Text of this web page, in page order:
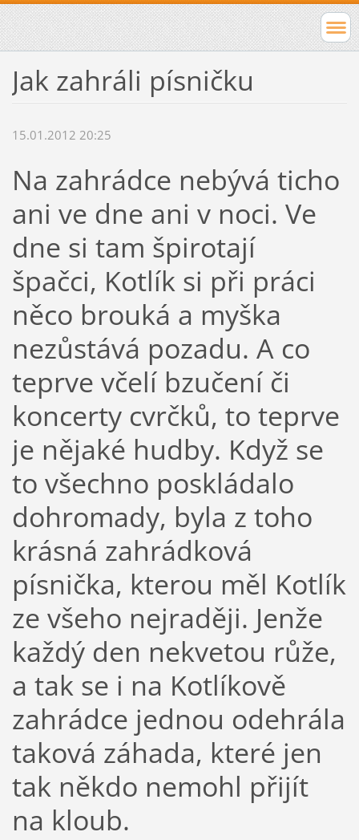
Jak zahráli písničku
15.01.2012 20:25
Na zahrádce nebývá ticho
ani ve dne ani v noci. Ve
dne si tam špirotají
špačci, Kotlík si při práci
něco brouká a myška
nezůstává pozadu. A co
teprve včelí bzučení či
koncerty cvrčků, to teprve
je nějaké hudby. Když se
to všechno poskládalo
dohromady, byla z toho
krásná zahrádková
písnička, kterou měl Kotlík
ze všeho nejraději. Jenže
každý den nekvetou růže,
a tak se i na Kotlíkově
zahrádce jednou odehrála
taková záhada, které jen
tak někdo nemohl přijít
na kloub.